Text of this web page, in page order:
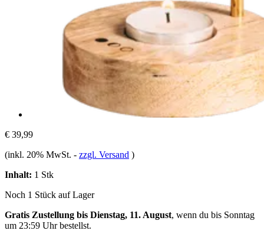
€ 39,99
(inkl. 20% MwSt. - zzgl. Versand )
Inhalt: 1 Stk
Noch 1 Stück auf Lager
Gratis Zustellung bis Dienstag, 11. August, wenn du bis Sonntag
um 23:59 Uhrbestellst.